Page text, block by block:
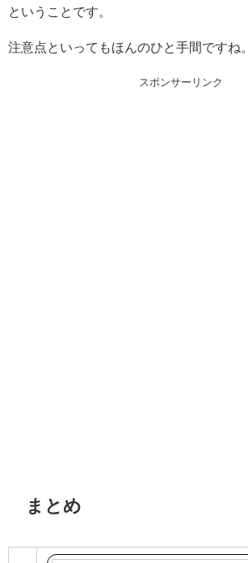
ということです。
注意点といってもほんのひと手間ですね。
スポンサーリンク
まとめ